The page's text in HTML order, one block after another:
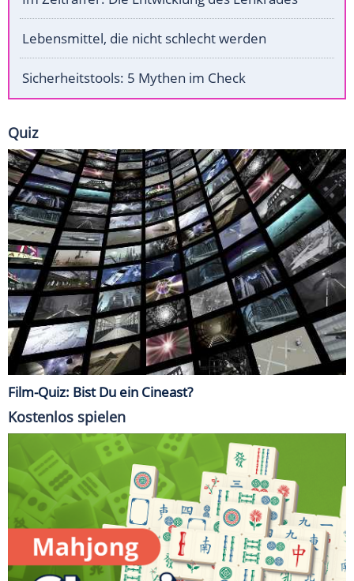
Lebensmittel, die nicht schlecht werden
Sicherheitstools: 5 Mythen im Check
Quiz
Film-Quiz: Bist Du ein Cineast?
Kostenlos spielen